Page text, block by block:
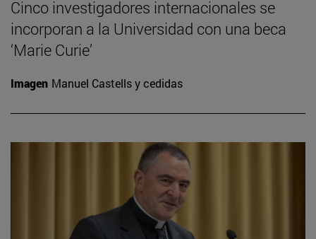
Cinco investigadores internacionales se
incorporan a la Universidad con una beca
‘Marie Curie’
Imagen Manuel Castells y cedidas